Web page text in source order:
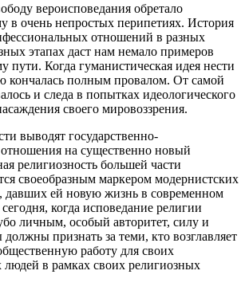
вероисповедания обретало
в очень непростых перипетиях. История
отношений в разных
этапах даст нам немало примеров
пути. Когда гуманистическая идея нести
кончалась полным провалом. От самой
и следа в попытках идеологического
своего мировоззрения.
выводят государственно-
на существенно новый
религиозность большей части
своеобразным маркером модернистских
давших ей новую жизнь в современном
когда исповедание религии
личным, особый авторитет, силу и
признать за теми, кто возглавляет
работу для своих
людей в рамках своих религиозных